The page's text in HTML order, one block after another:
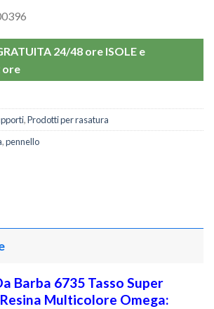
24/48 ore ISOLE e
ore
,Prodotti per rasatura
,pennello
Barba 6735 Tasso Super
Multicolore Omega: